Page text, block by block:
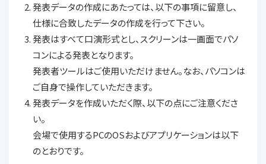
発表データの作成にあたっては、以下の事項に留意し、
仕様に合致したデータの作成を行って下さい。
発表はすべて口演形式とし、スクリーンは一画面でパソ
コンによる発表となります。
発表者ツールはご使用いただけません。なお、パソコンは
ご自身で操作していただきます。
発表データを作成いただく際、以下の点にご注意くださ
い。
会場で使用するPCのOSおよびアプリケーションは以下
のとおりです。